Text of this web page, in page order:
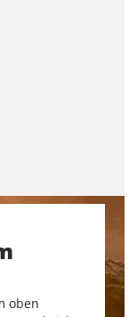
oben